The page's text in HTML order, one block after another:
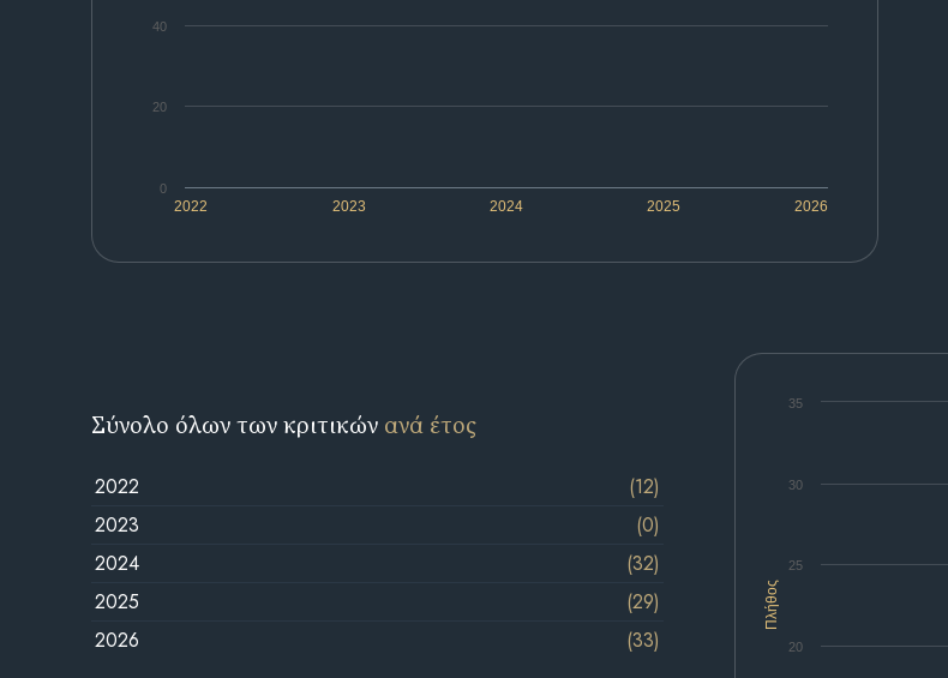
2022 2023 2024 2025 2026
0
20
40
Πλήθος
20
25
30
35
Σύνολο όλων των κριτικών ανά έτος
2022
(12)
2023
(0)
2024
(32)
2025
(29)
2026
(33)